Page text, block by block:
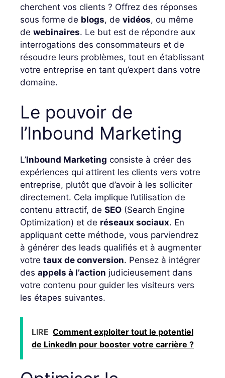
cherchent vos clients ? Offrez des réponses
sous forme de blogs, de vidéos, ou même
de webinaires. Le but est de répondre aux
interrogations des consommateurs et de
résoudre leurs problèmes, tout en établissant
votre entreprise en tant qu’expert dans votre
domaine.
Le pouvoir de
l’Inbound Marketing
L’Inbound Marketing consiste à créer des
expériences qui attirent les clients vers votre
entreprise, plutôt que d’avoir à les solliciter
directement. Cela implique l’utilisation de
contenu attractif, de SEO (Search Engine
Optimization) et de réseaux sociaux. En
appliquant cette méthode, vous parviendrez
à générer des leads qualifiés et à augmenter
votre taux de conversion. Pensez à intégrer
des appels à l’action judicieusement dans
votre contenu pour guider les visiteurs vers
les étapes suivantes.
LIRE Comment exploiter tout le potentiel
de LinkedIn pour booster votre carrière ?